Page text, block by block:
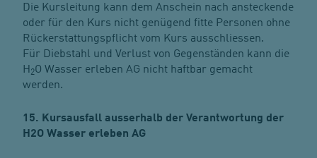
Die Kursleitung kann dem Anschein nach ansteckende
oder für den Kurs nicht genügend fitte Personen ohne
Rückerstattungspflicht vom Kurs ausschliessen.
Für Diebstahl und Verlust von Gegenständen kann die
H 2O Wasser erleben AG nicht haftbar gemacht
werden.
15. Kursausfall ausserhalb der Verantwortung der
H2O Wasser erleben AG